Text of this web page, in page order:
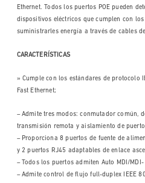
Ethernet. Todos los puertos POE pueden
dispositivos eléctricos que cumplen con
suministrarles energía a través de cables
CARACTERÍSTICAS
» Cumple con los estándares de protocolo
Fast Ethernet;
– Admite tres modos: conmutador común,
transmisión remota y aislamiento de
– Proporciona 8 puertos de fuente de
y 2 puertos RJ45 adaptables de enlace
– Todos los puertos admiten Auto MDI/
– Admite control de flujo full-duplex IEEE